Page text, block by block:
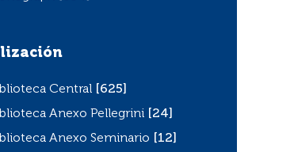
CentralCentral
[625]
Anexo Pellegrini
Anexo Pellegrini
[24]
Anexo Seminario
Anexo Seminario
[12]